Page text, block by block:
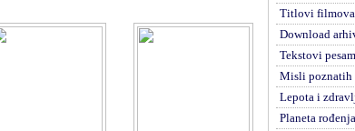
Titlovi filmova
Download
Tekstovi
Misli poznatih
Lepota i
Planeta rođenja